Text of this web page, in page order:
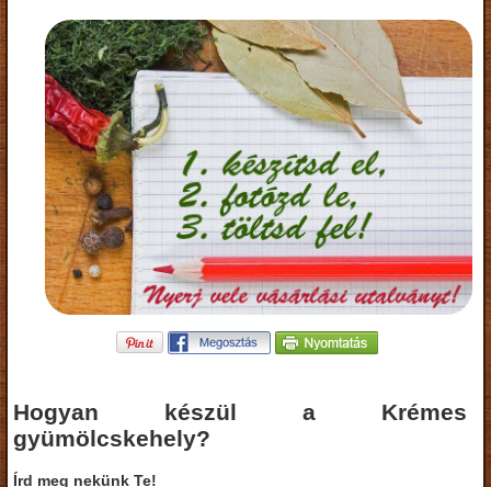
Hogyan készül a Krémes
gyümölcskehely?
Írd meg nekünk Te!